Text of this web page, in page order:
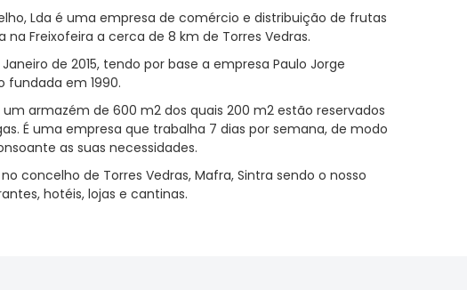
Lda é uma empresa de comércio e distribuição de frutas
na Freixofeira a cerca de 8 km de Torres Vedras.
de 2015, tendo por base a empresa Paulo Jorge
fundada em 1990.
armazém de 600 m2 dos quais 200 m2 estão reservados
É uma empresa que trabalha 7 dias por semana, de modo
as suas necessidades.
concelho de Torres Vedras, Mafra, Sintra sendo o nosso
hotéis, lojas e cantinas.